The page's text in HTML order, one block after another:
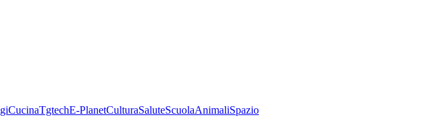
CucinaTgtechE-PlanetCulturaSaluteScuolaAnimaliSpazio